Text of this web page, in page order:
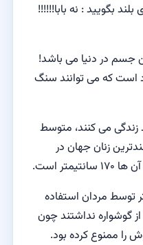
بگویید : نه بابا!!!!!!
در دنیا می باشد!
است که می توانند سنگ
زندگی می کنند، متوسط
بلندترین زنان جهان در
است.
توسط مردان استفاده
گوشواره نداشتند چون
را ممنوع کرده بود.